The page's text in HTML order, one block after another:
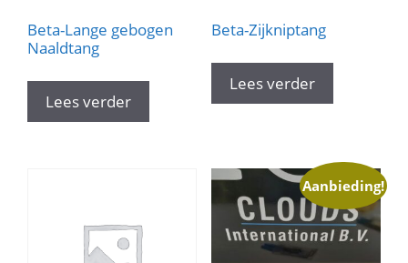
Beta-Lange gebogen
Naaldtang
Lees verder
Beta-Zijkniptang
Lees verder
Aanbieding!